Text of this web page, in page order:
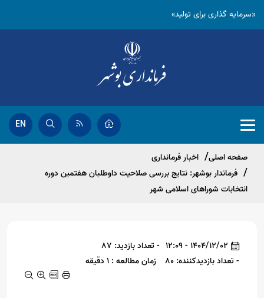
«سرمایه گذاری برای تولید»
EN
صفحه اصلی
اخبار فرمانداری
فرماندار بوشهر: نتایج بررسی صلاحیت داوطلبان هفتمین دوره
انتخابات شوراهای اسلامی شهر
1404/12/02 - 12:09
- تعداد بازدید: 87
- تعداد بازدیدکننده: 80
زمان مطالعه : 1 دقیقه